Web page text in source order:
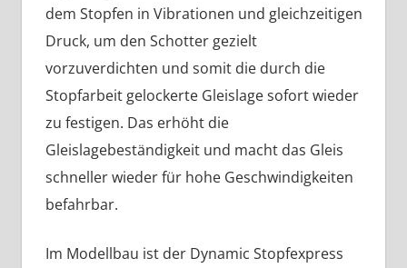
dem Stopfen in Vibrationen und gleichzeitigen
Druck, um den Schotter gezielt
vorzuverdichten und somit die durch die
Stopfarbeit gelockerte Gleislage sofort wieder
zu festigen. Das erhöht die
Gleislagebeständigkeit und macht das Gleis
schneller wieder für hohe Geschwindigkeiten
befahrbar.
Im Modellbau ist der Dynamic Stopfexpress